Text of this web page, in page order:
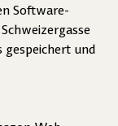
Software-
gespeichert und